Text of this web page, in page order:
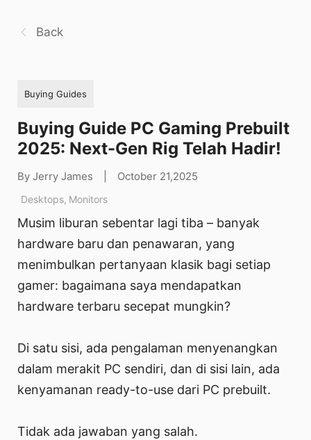
Back
Buying Guides
Buying Guide PC Gaming Prebuilt
2025: Next-Gen Rig Telah Hadir!
By Jerry James October 21,2025
Desktops, Monitors
Musim liburan sebentar lagi tiba – banyak
hardware baru dan penawaran, yang
menimbulkan pertanyaan klasik bagi setiap
gamer: bagaimana saya mendapatkan
hardware terbaru secepat mungkin?
Di satu sisi, ada pengalaman menyenangkan
dalam merakit PC sendiri, dan di sisi lain, ada
kenyamanan ready-to-use dari PC prebuilt.
Tidak ada jawaban yang salah.